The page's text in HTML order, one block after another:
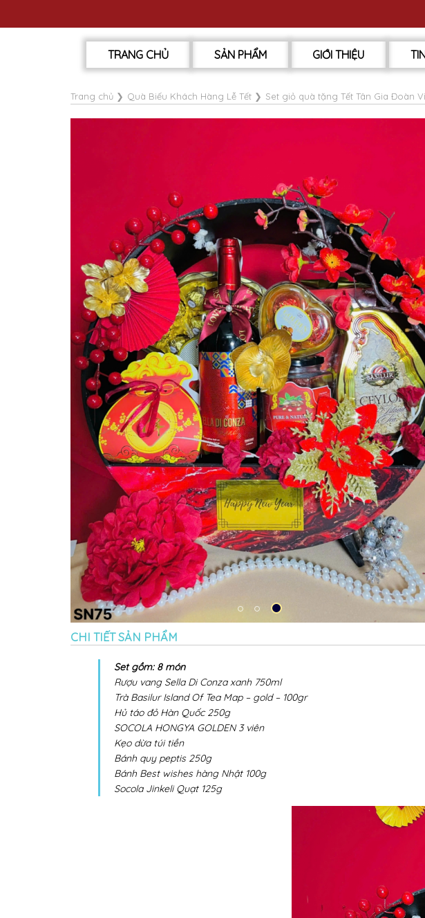
TRANG CHỦ SẢN PHẨM GIỚI THIỆU
Trang chủ ❯ Quà Biếu Khách Hàng Lễ Tết ❯ Set giỏ quà tặng Tết Tân Gia Đoàn
CHI TIẾT SẢN PHẨM
Set gồm: 8 món
Rượu vang Sella Di Conza xanh 750ml
Trà Basilur Island Of Tea Map – gold – 100gr
Hủ táo đỏ Hàn Quốc 250g
SOCOLA HONGYA GOLDEN 3 viên
Kẹo dừa túi tiền
Bánh quy peptis 250g
Bánh Best wishes hàng Nhật 100g
Socola Jinkeli Quạt 125g​